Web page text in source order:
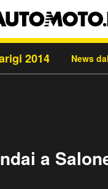
2014 News
a